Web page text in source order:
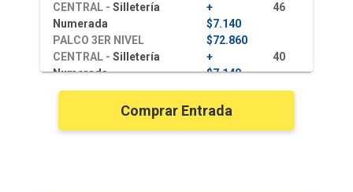
CENTRAL -Silletería
Numerada
+
$7.140
46
PALCO 3ER NIVEL
CENTRAL -Silletería
Numerada
$72.860
+
$7.140
40
PALCO 1ER NIVEL
Silletería
$52.860
+
Comprar Entrada